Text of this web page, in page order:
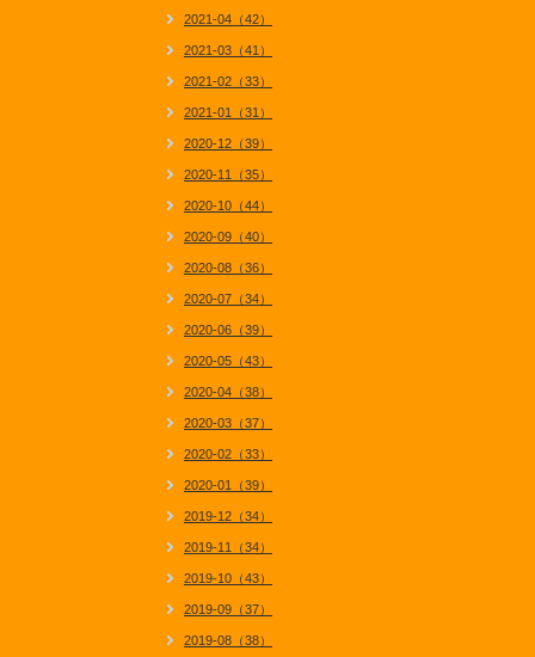
2021-04（42）
2021-03（41）
2021-02（33）
2021-01（31）
2020-12（39）
2020-11（35）
2020-10（44）
2020-09（40）
2020-08（36）
2020-07（34）
2020-06（39）
2020-05（43）
2020-04（38）
2020-03（37）
2020-02（33）
2020-01（39）
2019-12（34）
2019-11（34）
2019-10（43）
2019-09（37）
2019-08（38）